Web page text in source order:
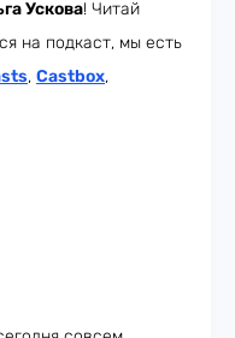
Ускова! Читай
на подкаст, мы есть
, Castbox,